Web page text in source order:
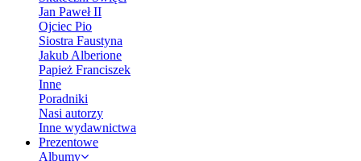
Jan Paweł II
Ojciec Pio
Siostra Faustyna
Jakub Alberione
Papież Franciszek
Inne
Poradniki
Nasi autorzy
Inne wydawnictwa
Prezentowe
Albumy